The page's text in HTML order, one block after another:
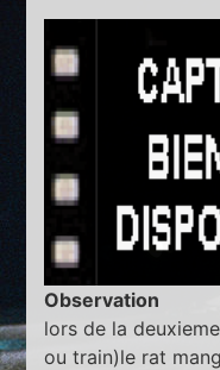
Observation
lors de la
ou train)le rat